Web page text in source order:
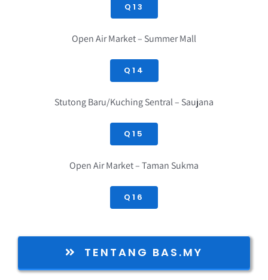
Q13
Open Air Market – Summer Mall
Q14
Stutong Baru/Kuching Sentral – Saujana
Q15
Open Air Market – Taman Sukma
Q16
TENTANG BAS.MY